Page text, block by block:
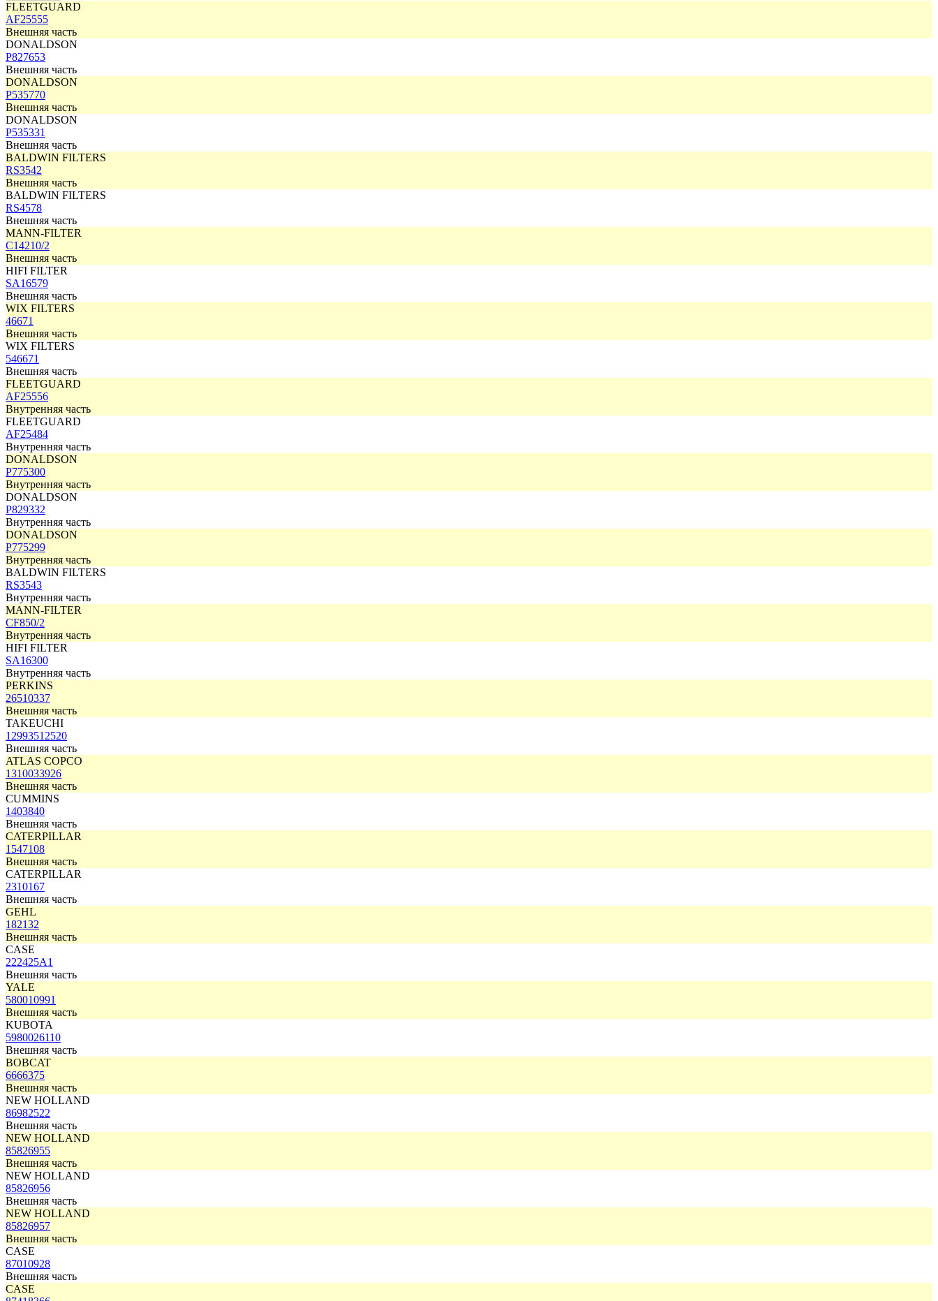
FLEETGUARD
AF25555
Внешняя часть
DONALDSON
P827653
Внешняя часть
DONALDSON
P535770
Внешняя часть
DONALDSON
P535331
Внешняя часть
BALDWIN FILTERS
RS3542
Внешняя часть
BALDWIN FILTERS
RS4578
Внешняя часть
MANN-FILTER
C14210/2
Внешняя часть
HIFI FILTER
SA16579
Внешняя часть
WIX FILTERS
46671
Внешняя часть
WIX FILTERS
546671
Внешняя часть
FLEETGUARD
AF25556
Внутренняя часть
FLEETGUARD
AF25484
Внутренняя часть
DONALDSON
P775300
Внутренняя часть
DONALDSON
P829332
Внутренняя часть
DONALDSON
P775299
Внутренняя часть
BALDWIN FILTERS
RS3543
Внутренняя часть
MANN-FILTER
CF850/2
Внутренняя часть
HIFI FILTER
SA16300
Внутренняя часть
PERKINS
26510337
Внешняя часть
TAKEUCHI
12993512520
Внешняя часть
ATLAS COPCO
1310033926
Внешняя часть
CUMMINS
1403840
Внешняя часть
CATERPILLAR
1547108
Внешняя часть
CATERPILLAR
2310167
Внешняя часть
GEHL
182132
Внешняя часть
CASE
222425A1
Внешняя часть
YALE
580010991
Внешняя часть
KUBOTA
5980026110
Внешняя часть
BOBCAT
6666375
Внешняя часть
NEW HOLLAND
86982522
Внешняя часть
NEW HOLLAND
85826955
Внешняя часть
NEW HOLLAND
85826956
Внешняя часть
NEW HOLLAND
85826957
Внешняя часть
CASE
87010928
Внешняя часть
CASE